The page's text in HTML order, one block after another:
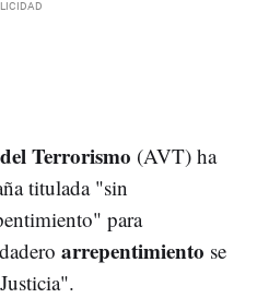
Terrorismo (AVT) ha
titulada "sin
para
arrepentimiento se